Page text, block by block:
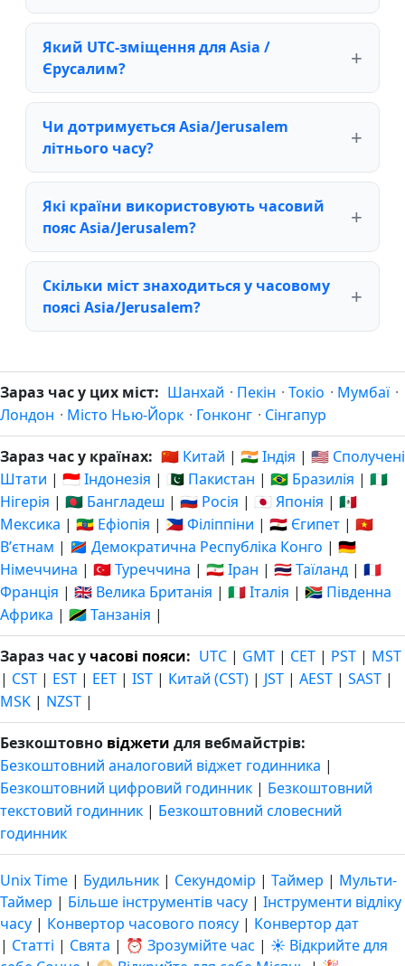
Який UTC-зміщення для Asia /
Єрусалим?
Чи дотримується Asia/Jerusalem
літнього часу?
Які країни використовують часовий
пояс Asia/Jerusalem?
Скільки міст знаходиться у часовому
поясі Asia/Jerusalem?
Зараз час у цих міст: Шанхай · Пекін · Токіо · Мумбаї ·
Лондон · Місто Нью-Йорк · Гонконг · Сінгапур
Зараз час у країнах: 🇨🇳 Китай | 🇮🇳 Індія | 🇺🇸 Сполучені
Штати | 🇮🇩 Індонезія | 🇵🇰 Пакистан | 🇧🇷 Бразилія | 🇳🇬
Нігерія | 🇧🇩 Бангладеш | 🇷🇺 Росія | 🇯🇵 Японія | 🇲🇽
Мексика | 🇪🇹 Ефіопія | 🇵🇭 Філіппіни | 🇪🇬 Єгипет | 🇻🇳
Вʼєтнам | 🇨🇩 Демократична Республіка Конго | 🇩🇪
Німеччина | 🇹🇷 Туреччина | 🇮🇷 Іран | 🇹🇭 Таїланд | 🇫🇷
Франція | 🇬🇧 Велика Британія | 🇮🇹 Італія | 🇿🇦 Південна
Африка | 🇹🇿 Танзанія |
Зараз час у часові пояси: UTC | GMT | CET | PST | MST
| CST | EST | EET | IST | Китай (CST) | JST | AEST | SAST |
MSK | NZST |
Безкоштовно віджети для вебмайстрів:
Безкоштовний аналоговий віджет годинника |
Безкоштовний цифровий годинник | Безкоштовний
текстовий годинник | Безкоштовний словесний
годинник
Unix Time | Будильник | Секундомір | Таймер | Мульти-
Таймер | Більше інструментів часу | Інструменти відліку
часу | Конвертор часового поясу | Конвертор дат
| Статті | Свята | ⏰ Зрозумійте час | ☀️ Відкрийте для